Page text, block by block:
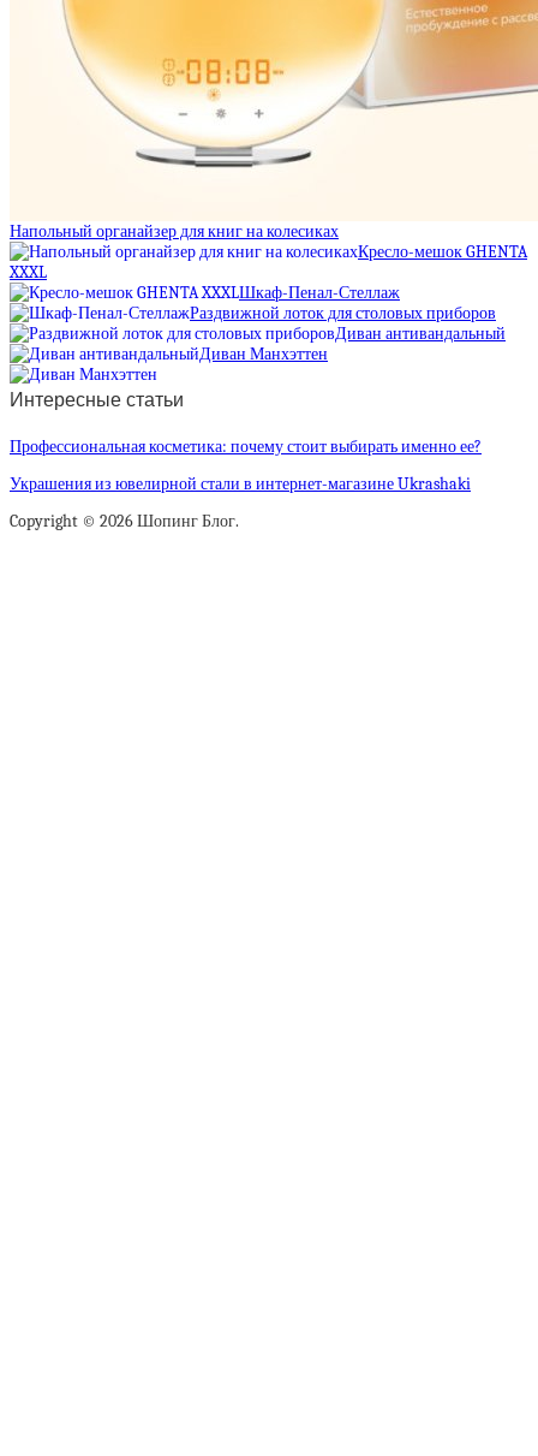
Напольный органайзер для книг на колесиках
Кресло-мешок GHENTA
XXXL
Шкаф-Пенал-Стеллаж
Раздвижной лоток для столовых приборов
Диван антивандальный
Диван Манхэттен
Интересные статьи
Профессиональная косметика: почему стоит выбирать именно ее?
Украшения из ювелирной стали в интернет-магазине Ukrashaki
Copyright © 2026 Шопинг Блог.